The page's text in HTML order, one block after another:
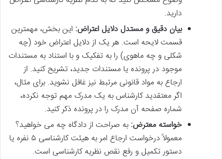
دارید.
بیان دقیق و مستدل دلایل اعتراض: این بخش، مهمترین
قسمت لایحه است. هر یک از دلایل اعتراض خود (چه
شکلی و چه ماهوی) را به تفکیک و با استناد به مستندات
موجود در پرونده یا مستندات جدید، تشریح کنید. از
ارجاع به مواد قانونی مرتبط نیز غافل نشوید. برای مثال،
اگر معتقدید کارشناس به یک مدرک مهم توجه نکرده،
شماره صفحه آن مدرک را در پرونده ذکر کنید.
خواسته معترض: به صراحت از دادگاه چه می خواهید؟
معمولاً درخواست ارجاع امر به هیئت کارشناسی ۵ نفره یا
دستور تکمیل و رفع نقص نظریه کارشناسی است.